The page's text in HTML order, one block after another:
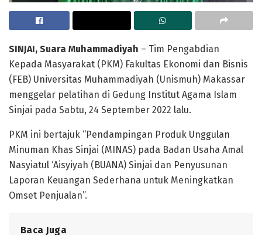
SINJAI, Suara Muhammadiyah – Tim Pengabdian
Kepada Masyarakat (PKM) Fakultas Ekonomi dan Bisnis
(FEB) Universitas Muhammadiyah (Unismuh) Makassar
menggelar pelatihan di Gedung Institut Agama Islam
Sinjai pada Sabtu, 24 September 2022 lalu.
PKM ini bertajuk “Pendampingan Produk Unggulan
Minuman Khas Sinjai (MINAS) pada Badan Usaha Amal
Nasyiatul ‘Aisyiyah (BUANA) Sinjai dan Penyusunan
Laporan Keuangan Sederhana untuk Meningkatkan
Omset Penjualan”.
Baca Juga